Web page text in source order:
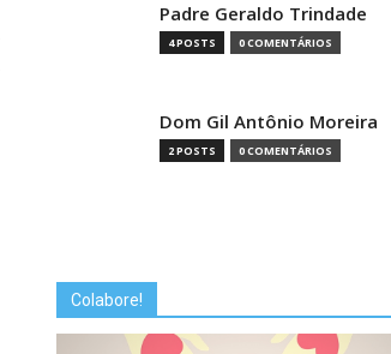
Padre Geraldo Trindade
4 POSTS 0 COMENTÁRIOS
Dom Gil Antônio Moreira
2 POSTS 0 COMENTÁRIOS
Colabore!